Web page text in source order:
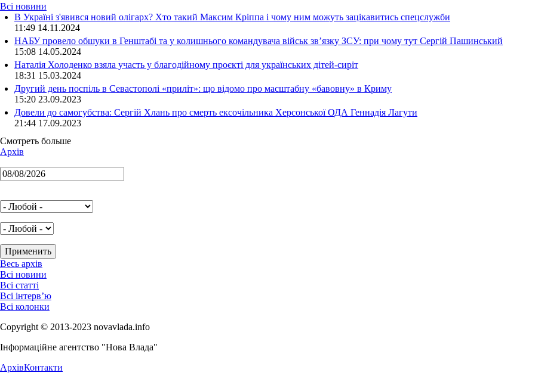
Всі новини
В Україні з'явився новий олігарх? Хто такий Максим Кріппа і чому ним можуть зацікавитись спецслужби
11:49 14.11.2024
НАБУ провело обшуки в Генштабі та у колишнього командувача військ зв’язку ЗСУ: при чому тут Сергій Пашинський
15:08 14.05.2024
Наталія Холоденко взяла участь у благодійному проєкті для українських дітей-сиріт
18:31 15.03.2024
Другий день поспіль в Севастополі «приліт»: що відомо про масштабну «бавовну» в Криму
15:20 23.09.2023
Довели до самогубства: Сергій Хлань про смерть ексочільника Херсонської ОДА Геннадія Лагути
21:44 17.09.2023
Смотреть больше
Архів
Весь архів
Всі новини
Всі статті
Всі інтерв’ю
Всі колонки
Copyright © 2013-2023 novavlada.info
Інформаційне агентство "Нова Влада"
АрхівКонтакти